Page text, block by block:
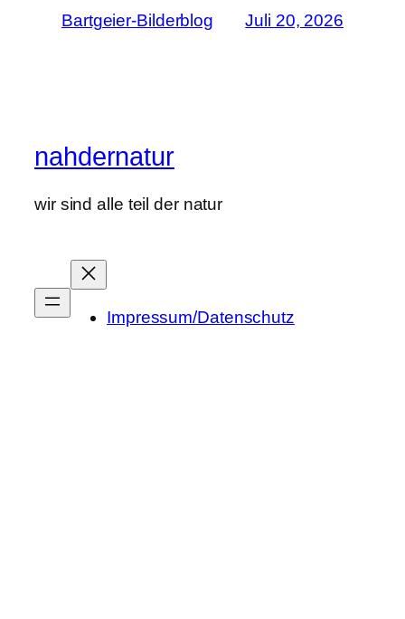
Bartgeier-Bilderblog Juli 20, 2026
nahdernatur
wir sind alle teil der natur
Impressum/Datenschutz